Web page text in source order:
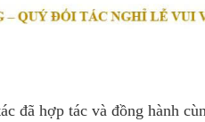
đã hợp tác và đồng hành